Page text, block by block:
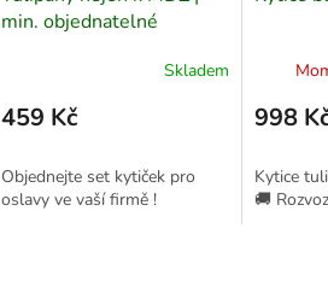
min. objednatelné
Skladem
459 Kč
Objednejte set kytiček pro
oslavy ve vaší firmě !
998
Kytice
🚚